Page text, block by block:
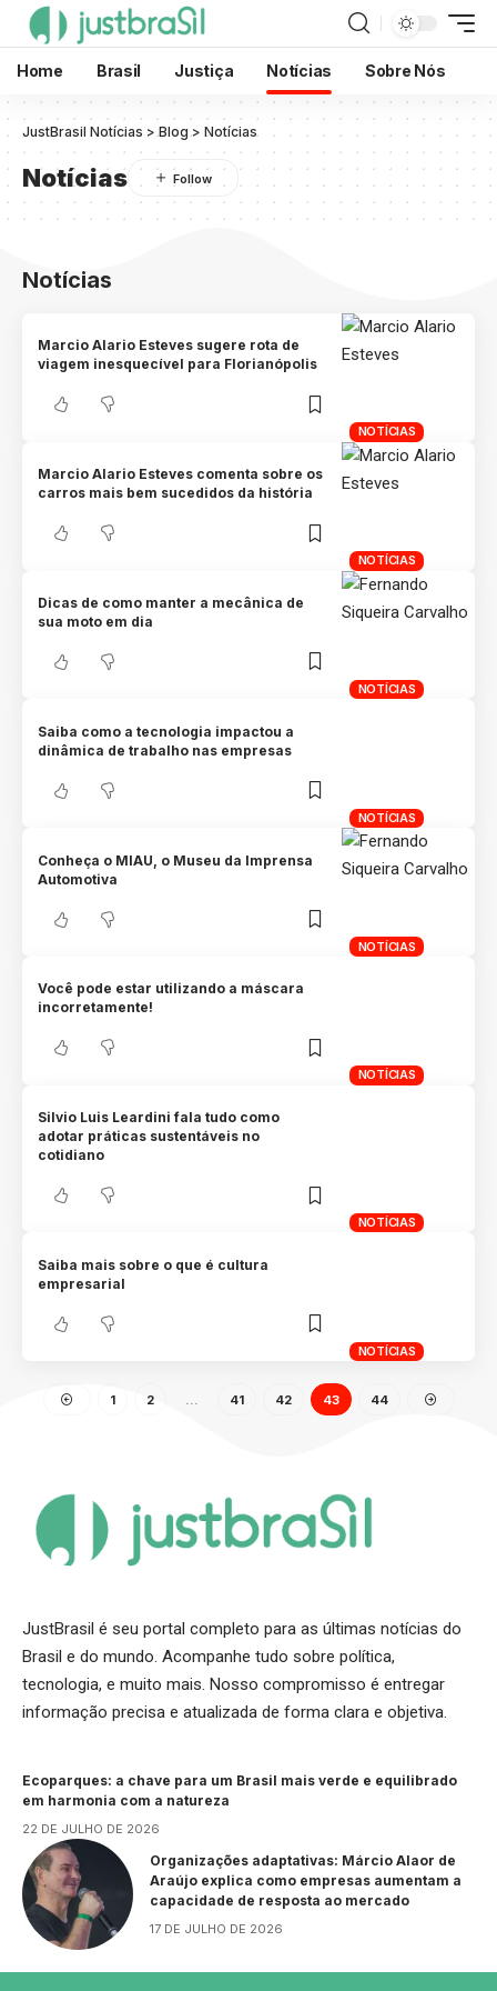
Home Brasil Justiça Notícias Sobre Nós
JustBrasil Notícias >Blog> Notícias
Notícias
Notícias
NOTÍCIAS
Marcio Alario Esteves sugere rota de
viagem inesquecível para Florianópolis
NOTÍCIAS
Marcio Alario Esteves comenta sobre os
carros mais bem sucedidos da história
NOTÍCIAS
Dicas de como manter a mecânica de
sua moto em dia
NOTÍCIAS
Saiba como a tecnologia impactou a
dinâmica de trabalho nas empresas
NOTÍCIAS
Conheça o MIAU, o Museu da Imprensa
Automotiva
NOTÍCIAS
Você pode estar utilizando a máscara
incorretamente!
NOTÍCIAS
Silvio Luis Leardini fala tudo como
adotar práticas sustentáveis no
cotidiano
NOTÍCIAS
Saiba mais sobre o que é cultura
empresarial
1 2 41 42 43 44
JustBrasil é seu portal completo para as últimas notícias do
Brasil e do mundo. Acompanhe tudo sobre política,
tecnologia, e muito mais. Nosso compromisso é entregar
informação precisa e atualizada de forma clara e objetiva.
Ecoparques: a chave para um Brasil mais verde e equilibrado
em harmonia com a natureza
22 DE JULHO DE 2026
Organizações adaptativas: Márcio Alaor de
Araújo explica como empresas aumentam a
capacidade de resposta ao mercado
17 DE JULHO DE 2026